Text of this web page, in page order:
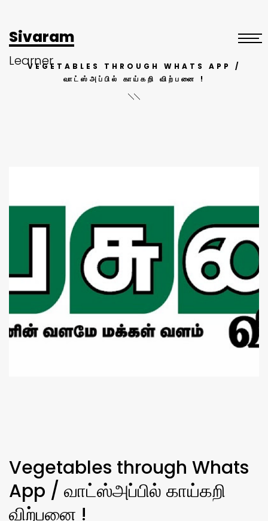
Sivaram
Learner
VEGETABLES THROUGH WHATS APP /
வாட்ஸ்அப்பில் காய்கறி விற்பனை !
Vegetables through Whats
App / வாட்ஸ்அப்பில் காய்கறி
விற்பனை !